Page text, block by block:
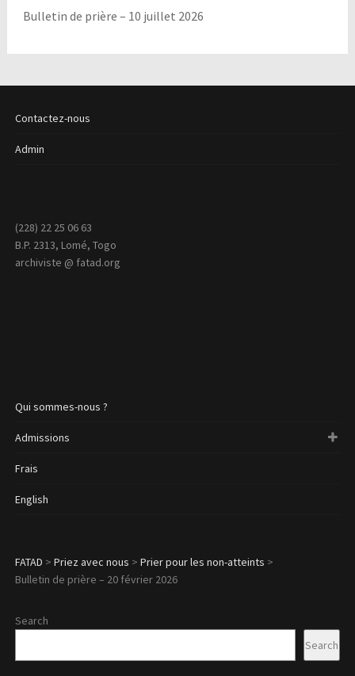
Bulletin de prière – 10 juillet 2026
Contactez-nous
Admin
(228) 22 25 06 63
B.P. 2313, Lomé, Togo
archiviste @ fatad.org
Qui sommes-nous ?
Admissions
Frais
English
FATAD > Priez avec nous > Prier pour les non-atteints >
Bulletin de prière – 20 février 2026
Search
Search